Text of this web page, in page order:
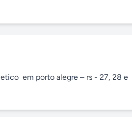
em porto alegre – rs - 27, 28 e